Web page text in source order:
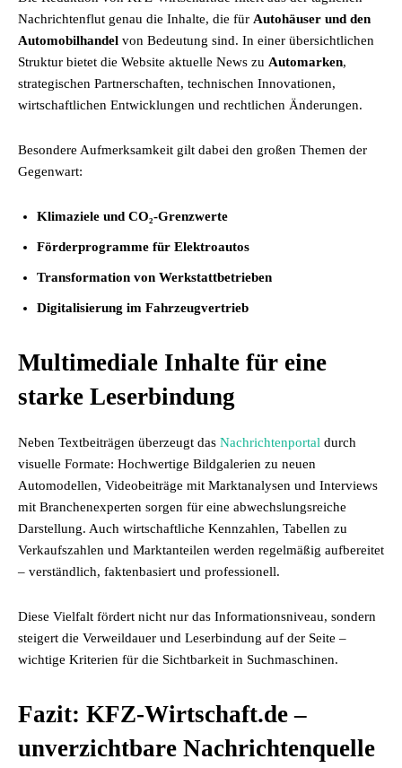
Nachrichtenflut genau die Inhalte, die für Autohäuser und den
Automobilhandel von Bedeutung sind. In einer übersichtlichen
Struktur bietet die Website aktuelle News zu Automarken,
strategischen Partnerschaften, technischen Innovationen,
wirtschaftlichen Entwicklungen und rechtlichen Änderungen.
Besondere Aufmerksamkeit gilt dabei den großen Themen der
Gegenwart:
Klimaziele und CO₂-Grenzwerte
Förderprogramme für Elektroautos
Transformation von Werkstattbetrieben
Digitalisierung im Fahrzeugvertrieb
Multimediale Inhalte für eine
starke Leserbindung
Neben Textbeiträgen überzeugt das Nachrichtenportal durch
visuelle Formate: Hochwertige Bildgalerien zu neuen
Automodellen, Videobeiträge mit Marktanalysen und Interviews
mit Branchenexperten sorgen für eine abwechslungsreiche
Darstellung. Auch wirtschaftliche Kennzahlen, Tabellen zu
Verkaufszahlen und Marktanteilen werden regelmäßig aufbereitet
– verständlich, faktenbasiert und professionell.
Diese Vielfalt fördert nicht nur das Informationsniveau, sondern
steigert die Verweildauer und Leserbindung auf der Seite –
wichtige Kriterien für die Sichtbarkeit in Suchmaschinen.
Fazit: KFZ-Wirtschaft.de –
unverzichtbare Nachrichtenquelle